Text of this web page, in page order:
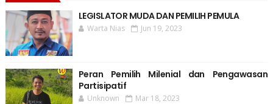
LEGISLATOR MUDA DAN PEMILIH PEMULA
Warta Nias Jun 19, 2023
Peran Pemilih Milenial dan Pengawasan
Partisipatif
Unknown Mar 18, 2023